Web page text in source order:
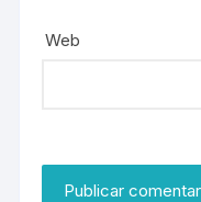
Web